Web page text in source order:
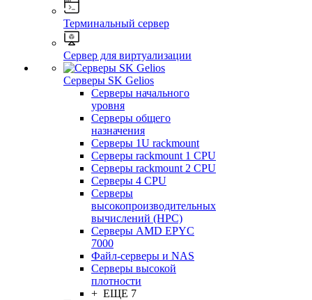
Терминальный сервер
Сервер для виртуализации
Серверы SK Gelios
Серверы начального
уровня
Серверы общего
назначения
Серверы 1U rackmount
Серверы rackmount 1 CPU
Серверы rackmount 2 CPU
Серверы 4 CPU
Серверы
высокопроизводительных
вычислений (HPC)
Серверы AMD EPYC
7000
Файл-серверы и NAS
Серверы высокой
плотности
+ ЕЩЕ 7